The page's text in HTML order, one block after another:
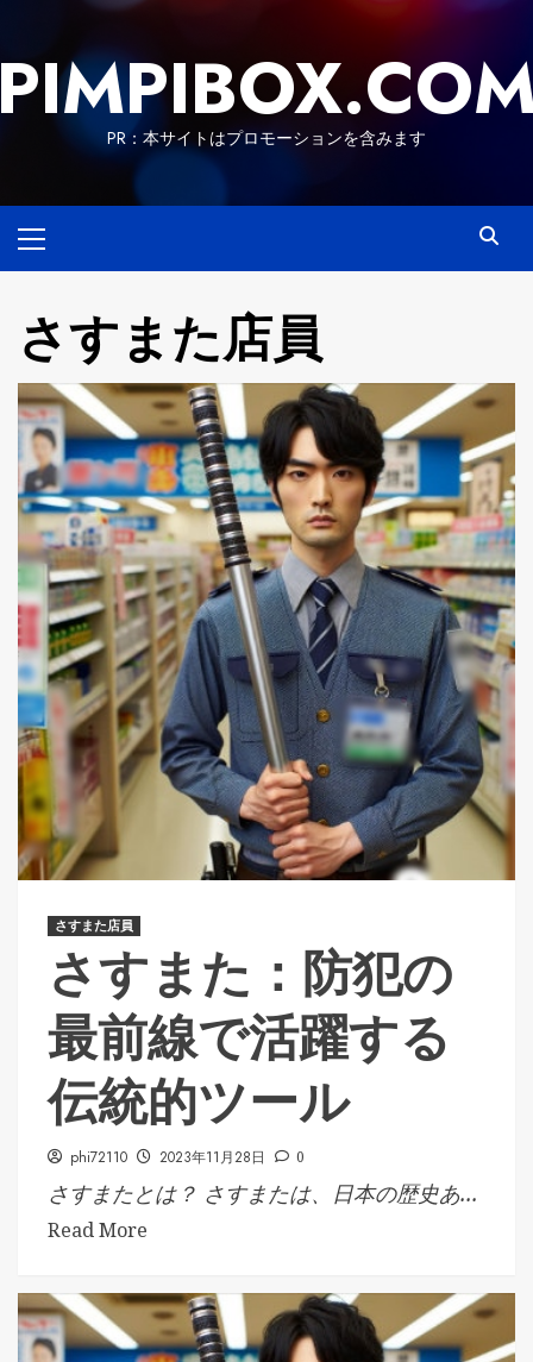
content
PR：本サイトはプロモーションを含みます
Menu
さすまた店員
さすまた店員
さすまた：防犯の
最前線で活躍する
伝統的ツール
phi72110 2023年11月28日 0
さすまたとは？ さすまたは、日本の歴史あ...
Read More